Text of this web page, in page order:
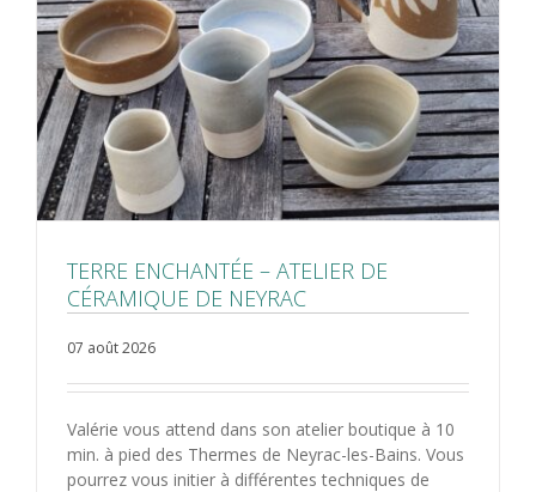
TERRE ENCHANTÉE – ATELIER DE
CÉRAMIQUE DE NEYRAC
07 août 2026
Valérie vous attend dans son atelier boutique à 10
min. à pied des Thermes de Neyrac-les-Bains. Vous
pourrez vous initier à différentes techniques de